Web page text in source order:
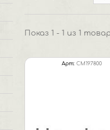
Показ 1 - 1 из 1
Арт: CM197800